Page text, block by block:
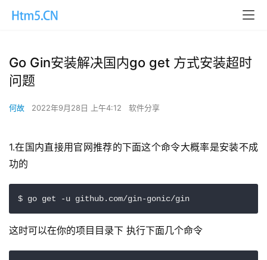
Go Gin安装解决国内go get 方式安装超时
问题
何故 2022年9月28日 上午4:12 软件分享
1.在国内直接用官网推荐的下面这个命令大概率是安装不成
功的
$ go get -u github.com/gin-gonic/gin
这时可以在你的项目目录下 执行下面几个命令